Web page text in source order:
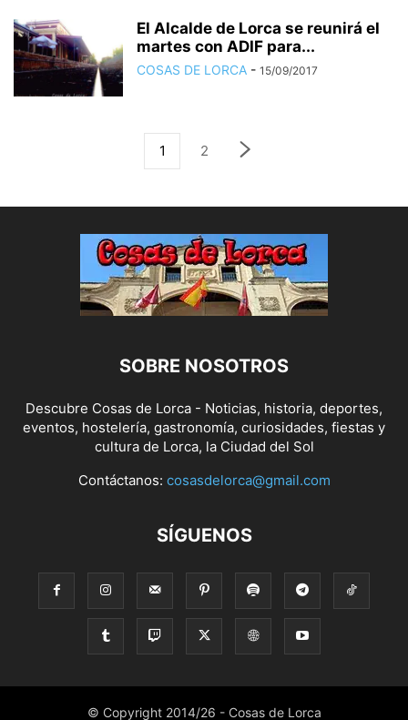
El Alcalde de Lorca se reunirá el
martes con ADIF para...
COSAS DE LORCA - 15/09/2017
1 2
SOBRE NOSOTROS
Descubre Cosas de Lorca - Noticias, historia, deportes,
eventos, hostelería, gastronomía, curiosidades, fiestas y
cultura de Lorca, la Ciudad del Sol
Contáctanos: cosasdelorca@gmail.com
SÍGUENOS
© Copyright 2014/26 - Cosas de Lorca